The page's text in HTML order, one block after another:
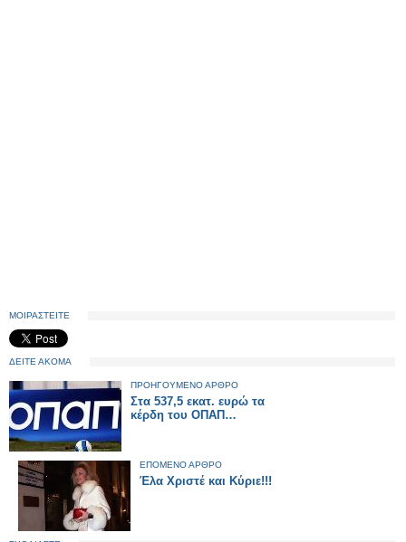
ΜΟΙΡΑΣΤΕΙΤΕ
ΔΕΙΤΕ ΑΚΟΜΑ
ΠΡΟΗΓΟΥΜΕΝΟ ΑΡΘΡΟ
Στα 537,5 εκατ. ευρώ τα
κέρδη του ΟΠΑΠ…
ΕΠΟΜΕΝΟ ΑΡΘΡΟ
Έλα Χριστέ και Κύριε!!!